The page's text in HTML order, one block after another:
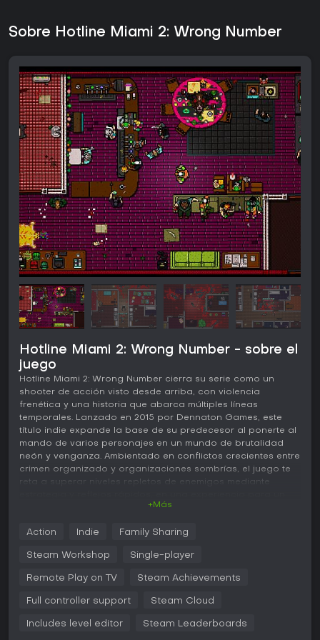
Sobre Hotline Miami 2: Wrong Number
Hotline Miami 2: Wrong Number - sobre el
juego
Hotline Miami 2: Wrong Number cierra su serie como un
shooter de acción visto desde arriba, con violencia
frenética y una historia que abarca múltiples líneas
temporales. Lanzado en 2015 por Dennaton Games, este
título indie expande la base de su predecesor al ponerte al
mando de varios personajes en un mundo de brutalidad
neón y venganza. Ambientado en conflictos crecientes entre
crimen organizado y organizaciones sombrías, el juego te
reta a superar niveles repletos de enemigos mediante
solo jugador centrada en el combate de prueba y error.
Jugabilidad
En Hotline Miami 2: Wrong Number, el núcleo del juego
en entornos vistos desde arriba. Controlas personajes que
lo que exige planificación precisa y ejecución veloz. El
y ejecuciones finales, con posibilidades como llamar a las
+Más
Action Indie Family Sharing
Steam Workshop Single-player
Remote Play on TV Steam Achievements
Full controller support Steam Cloud
Includes level editor Steam Leaderboards